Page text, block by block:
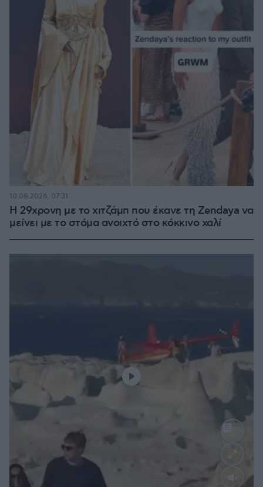
Η 29χρονη με το χιτζάμπ που έκανε τη Zendaya να
μείνει με το στόμα ανοιχτό στο κόκκινο χαλί
10.08.2026, 07:31